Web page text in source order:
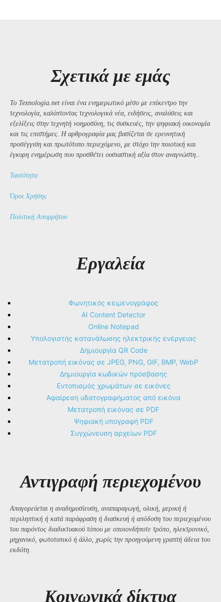
Σχετικά με εμάς
Το Texnologia.net είναι ένα ενημερωτικό μέσο με επίκεντρο την
τεχνολογία, καλύπτοντας τεχνολογικά νέα, ειδήσεις, αναλύσεις και
εξελίξεις στην τεχνητή νοημοσύνη, τις συσκευές, την ψηφιακή οικονομία
και τις επιστήμες. Η αρθρογραφία μας βασίζεται σε ερευνητική
προσέγγιση και πρωτότυπο περιεχόμενο, με στόχο την ποιοτική και
έγκυρη ενημέρωση που προσθέτει ουσιαστική αξία στον αναγνώστη..
Ταυτότητα
Όροι Χρήσης
Πολιτική Απορρήτου
Εργαλεία
Φωνητικός κειμενογράφος
AI Content Detector
Online Notepad
Υπολογιστής κατανάλωσης ηλεκτρικής ενέργειας
Δημιουργία QR Code
Μετατροπή εικόνας σε JPEG, PNG, GIF, BMP, WebP
Δημιουργία κωδικών πρόσβασης
Εντοπισμός χρωμάτων σε εικόνες
Αφαίρεση υδατογραφήματος από εικόνα
Μετατροπή εικόνας σε PDF
Ψηφιακή υπογραφή PDF
Συγχώνευση αρχείων PDF
Αντιγραφή περιεχομένου
Απαγορεύεται η αναδημοσίευση, αναπαραγωγή, ολική, μερική ή
περιληπτική ή κατά παράφραση ή διασκευή ή απόδοση του περιεχομένου
του παρόντος διαδικτυακού τόπου με οποιονδήποτε τρόπο, ηλεκτρονικό,
μηχανικό, φωτοτυπικό ή άλλο, χωρίς την προηγούμενη γραπτή άδεια του
εκδότη.
Kοινωνικά δίκτυα